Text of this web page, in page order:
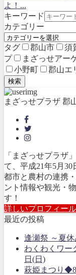
よ！...
キーワード
カテゴリー
タグ 郡山市 須
プ
まざっせアー
小野町
郡山エ
検索
まざっせプラザ 郡
「まざっせプラザ
て、平成21年5月30
都市と農村の連携
ント情報や観光・
す！
詳しいプロフィール
最近の投稿
逢瀬祭 ～夏
わくわくワー
日(日)
萩姫まつり